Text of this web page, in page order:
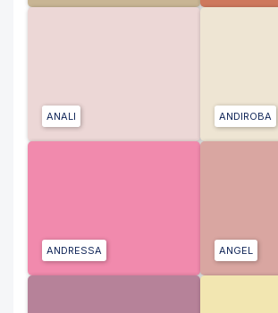
ANALI ANDIROBA
ANDRESSA ANGEL